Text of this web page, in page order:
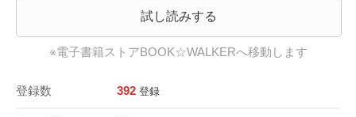
試し読みする
※電子書籍ストアBOOK☆WALKERへ移動します
登録数 392 登録